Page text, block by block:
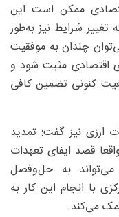
ممکن است این
تغییر شرایط نیز به‌طور
چندان به موفقیت
اقتصادی مثبت شود و
کنونی تضمین کافی
ارزی نیز گفت: تمدید
قصد ایفای تعهدات
به حل‌وفصل
با انجام این کار به
می‌کند.